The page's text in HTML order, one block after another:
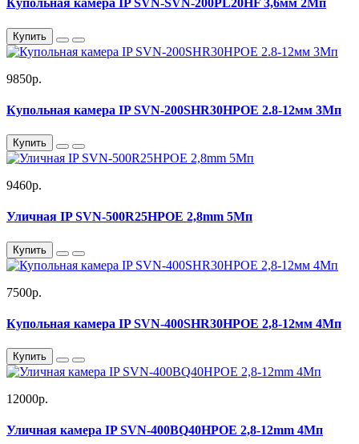
Купольная камера IP SVN-SVN-200PL20HF 3,6мм 2Мп
Купить
9850р.
Купольная камера IP SVN-200SHR30HPOE 2.8-12мм 3Мп
Купить
9460р.
Уличная IP SVN-500R25HPOE 2,8mm 5Мп
Купить
7500р.
Купольная камера IP SVN-400SHR30HPOE 2,8-12мм 4Мп
Купить
12000р.
Уличная камера IP SVN-400BQ40HPOE 2,8-12mm 4Мп